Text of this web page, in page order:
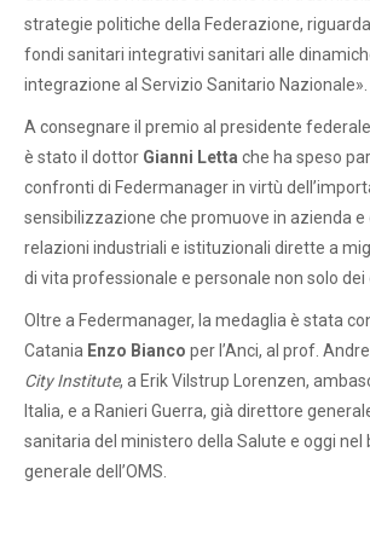
strategie politiche della Federazione,
fondi sanitari integrativi sanitari alle
integrazione al Servizio Sanitario Nazionale».
A consegnare il premio al presidente federale
è stato il dottor Gianni Letta che ha speso
confronti di Federmanager in virtù
sensibilizzazione che promuove in azienda e
relazioni industriali e istituzionali dirette a
di vita professionale e personale non solo dei
Oltre a Federmanager, la medaglia è stata
Catania Enzo Bianco per l’Anci, al prof.
City Institute, a Erik Vilstrup Lorenzen,
Italia, e a Ranieri Guerra, già direttore
sanitaria del ministero della Salute e oggi nel
generale dell’OMS.